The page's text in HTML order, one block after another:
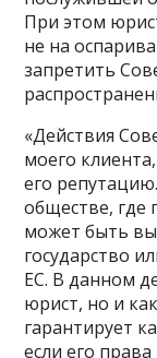
При этом
не на
запретить
«Действия
моего
его
обществе, где
может быть
государство
ЕС. В данном
юрист, но и
гарантирует
если его